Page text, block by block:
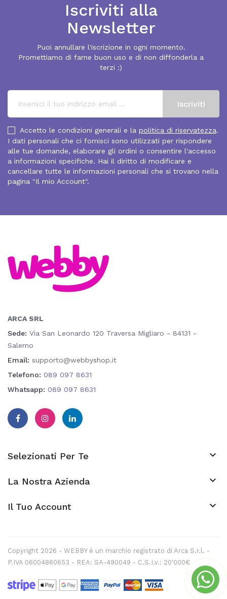
Iscriviti alla
Newsletter
Puoi annullare l'iscrizione in ogni momento.
Promettiamo di farne buon uso e di non diffonderla a
terzi :)
Accetto le condizioni generali e la politica di riservatezza.
I dati personali che ci fornisci sono utilizzati per rispondere
alle tue domande, elaborare gli ordini o consentire l'accesso
a informazioni specifiche. Hai il diritto di modificare e
cancellare tutte le informazioni personali che si trovano nella
pagina "Il mio Account".
ARCA SRL
Sede: Via San Leonardo 120 Traversa Migliaro - 84131 -
Salerno
Email: supporto@webbyshop.it
Telefono: 089 097 8631
Whatsapp: 089 097 8631
Selezionati Per Te 
La Nostra Azienda 
Il Tuo Account keyboard_arrow_down
Copyright 2026 - WEBBY è un marchio registrato di Arca S.r.l. -
P.IVA 06004860653 - REA: SA-490049 - C.S.I.v.: 20'000€